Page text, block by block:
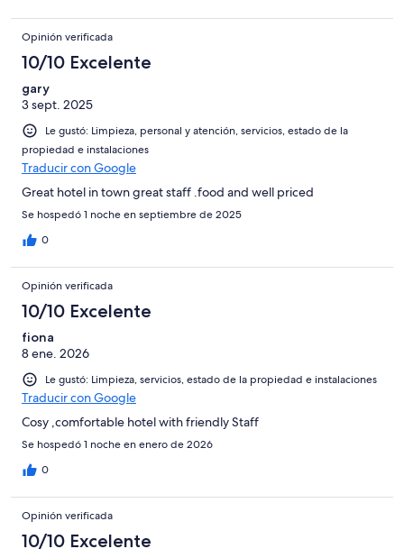
Opinión verificada
10/10 Excelente
gary
3 sept. 2025
Le gustó: Limpieza, personal y atención, servicios, estado de la
propiedad e instalaciones
Traducir con Google
Great hotel in town great staff .food and well priced
Se hospedó 1 noche en septiembre de 2025
0
Opinión verificada
10/10 Excelente
fiona
8 ene. 2026
Le gustó: Limpieza, servicios, estado de la propiedad e instalaciones
Traducir con Google
Cosy ,comfortable hotel with friendly Staff
Se hospedó 1 noche en enero de 2026
0
Opinión verificada
10/10 Excelente